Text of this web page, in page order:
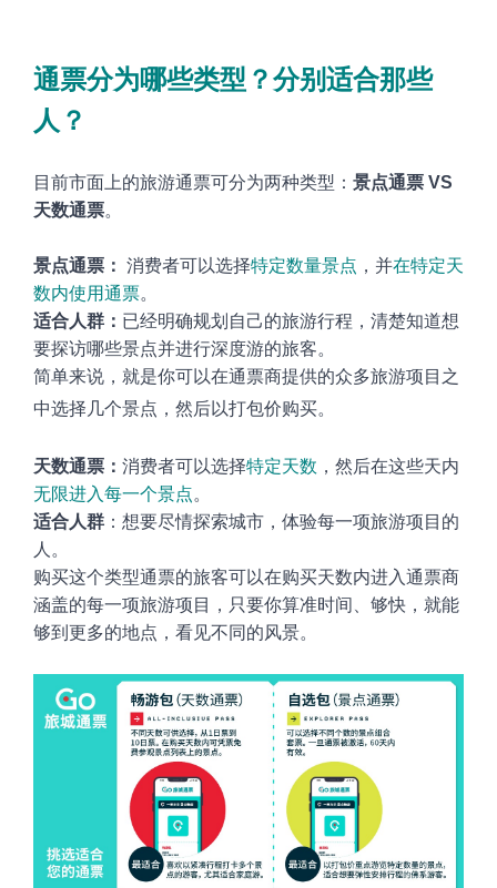
通票分为哪些类型？分别适合那些
人 ？
目前市面上的旅游通票可分为两种类型： 景点通票 VS
天数通票。
景点通票 ： 消费者可以选择特定数量景点 ，并在特定天
数内使用通票。
适合人群： 已经明确规划自己的旅游行程，清楚知道想
要探访哪些景点并进行深度游的旅客。
简单来说，就是你可以在通票商提供的众多旅游项目之
中选择几个景点，然后以打包价购买。
天数通票： 消费者可以选择特定天数 ，然后在这些天内
无限进入每一个景点。
适合人群 ： 想要尽情探索城市，体验每一项旅游项目的
人 。
购买这个类型通票的旅客可以在购买天数内进入通票商
涵盖的每一项旅游项目，只要你算准时间、够快，就能
够到更多的地点，看见不同的风景。